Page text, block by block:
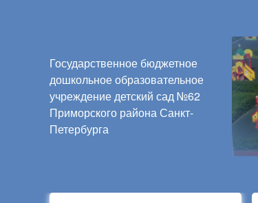
Государственное бюджетное
дошкольное образовательное
учреждение детский сад №62
Приморского района Санкт-
Петербурга